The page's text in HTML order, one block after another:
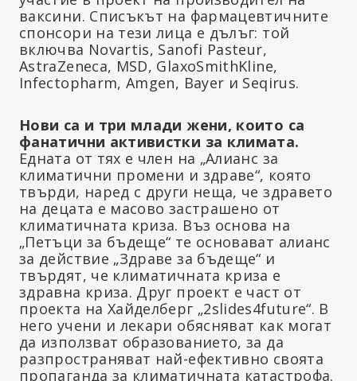
ваксини. Списъкът на фармацевтичните
спонсори на тези лица е дълъг: той
включва Novartis, Sanofi Pasteur,
AstraZeneca, MSD, GlaxoSmithKline,
Infectopharm, Amgen, Bayer и Seqirus.
Нови са и три млади жени, които са
фанатични активистки за климата.
Едната от тях е член на „Алианс за
климатични промени и здраве“, която
твърди, наред с други неща, че здравето
на децата е масово застрашено от
климатичната криза. Въз основа на
„Петъци за бъдеще“ те основават алианс
за действие „Здраве за бъдеще“ и
твърдят, че климатичната криза е
здравна криза. Друг проект е част от
проекта на Хайделберг „2slides4future“. В
него учени и лекари обясняват как могат
да използват образованието, за да
разпространяват най-ефективно своята
пропаганда за климатичната катастрофа.